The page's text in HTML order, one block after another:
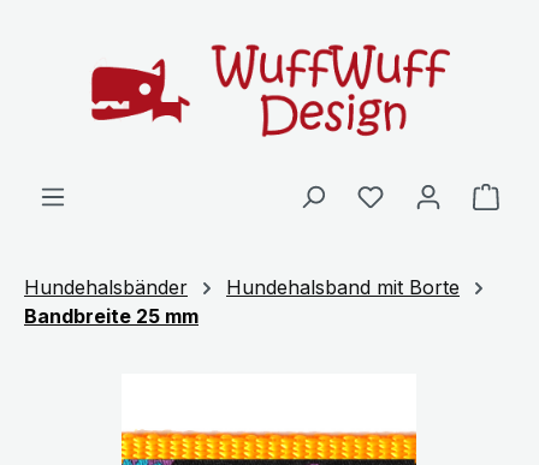
Hundehalsbänder
Hundehalsband mit Borte
Bandbreite 25 mm